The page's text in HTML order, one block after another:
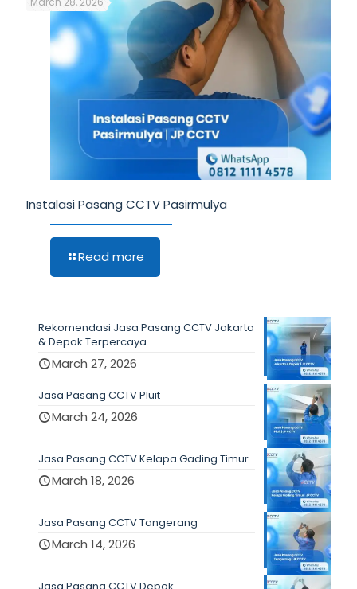
Instalasi Pasang CCTV Pasirmulya
Read more
Rekomendasi Jasa Pasang CCTV Jakarta
& Depok Terpercaya
March 27, 2026
Jasa Pasang CCTV Pluit
March 24, 2026
Jasa Pasang CCTV Kelapa Gading Timur
March 18, 2026
Jasa Pasang CCTV Tangerang
March 14, 2026
Jasa Pasang CCTV Depok